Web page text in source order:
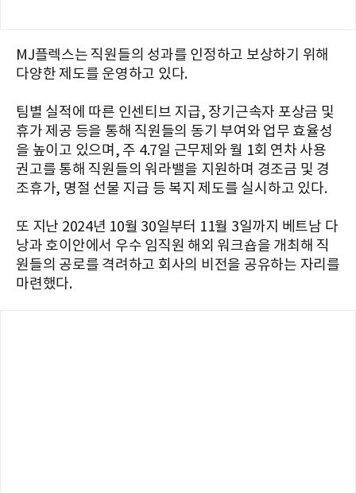
MJ플렉스는 직원들의 성과를 인정하고 보상하기 위해
다양한 제도를 운영하고 있다.
팀별 실적에 따른 인센티브 지급, 장기근속자 포상금 및
휴가 제공 등을 통해 직원들의 동기 부여와 업무 효율성
을 높이고 있으며, 주 4.7일 근무제와 월 1회 연차 사용
권고를 통해 직원들의 워라밸을 지원하며 경조금 및 경
조휴가, 명절 선물 지급 등 복지 제도를 실시하고 있다.
또 지난 2024년 10월 30일부터 11월 3일까지 베트남 다
낭과 호이안에서 우수 임직원 해외 워크숍을 개최해 직
원들의 공로를 격려하고 회사의 비전을 공유하는 자리를
마련했다.